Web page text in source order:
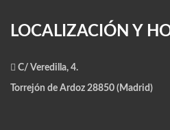
LOCALIZACIÓN Y
C/ Veredilla, 4.
Torrejón de Ardoz 28850 (Madrid)